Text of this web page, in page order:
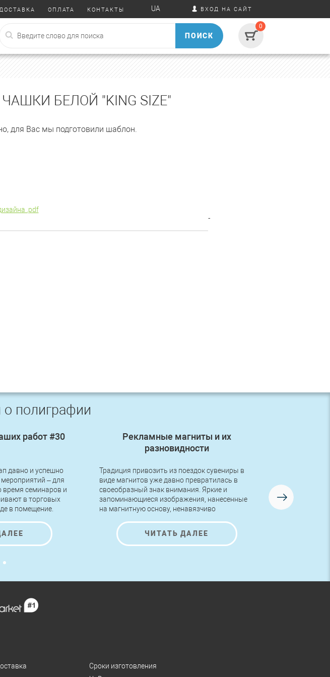
ОПЛАТА КОНТАКТЫ UA ВХОД НА САЙТ
ПОИСК
0
БЕЛОЙ "KING SIZE"
для Вас мы подготовили шаблон.
.pdf
-
полиграфии
работ #30
давно и успешно
– для
время семинаров и
в торговых
в помещение.
устанавливать их
применения
Рекламные магниты и их
разновидности
Традиция привозить из поездок сувениры в
виде магнитов уже давно превратилась в
своеобразный знак внимания. Яркие и
запоминающиеся изображения, нанесенные
на магнитную основу, ненавязчиво
на них информацией и полюбоваться на
красивые рисунки.ЧИТАТЬ ДАЛЕЕ
логотипом!
изготовлена
AutoNova-D.
Сроки изготовления